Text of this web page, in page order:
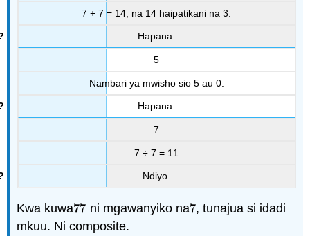
7 + 7 = 14, na 14 haipatikani na 3.
Hapana.
5
Nambari ya mwisho sio 5 au 0.
Hapana.
7
7 ÷ 7 = 11
Ndiyo.
Kwa kuwa77
77 ni mgawanyiko na7
7, tunajua si idadi
mkuu. Ni composite.